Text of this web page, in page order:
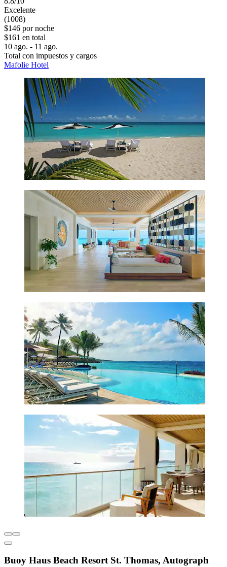
Excelente
(1008)
$146 por noche
$161 en total
10 ago. - 11 ago.
Total con impuestos y cargos
Mafolie Hotel
Buoy Haus Beach Resort St. Thomas, Autograph